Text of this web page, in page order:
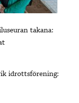
takana:
idrottsförening: